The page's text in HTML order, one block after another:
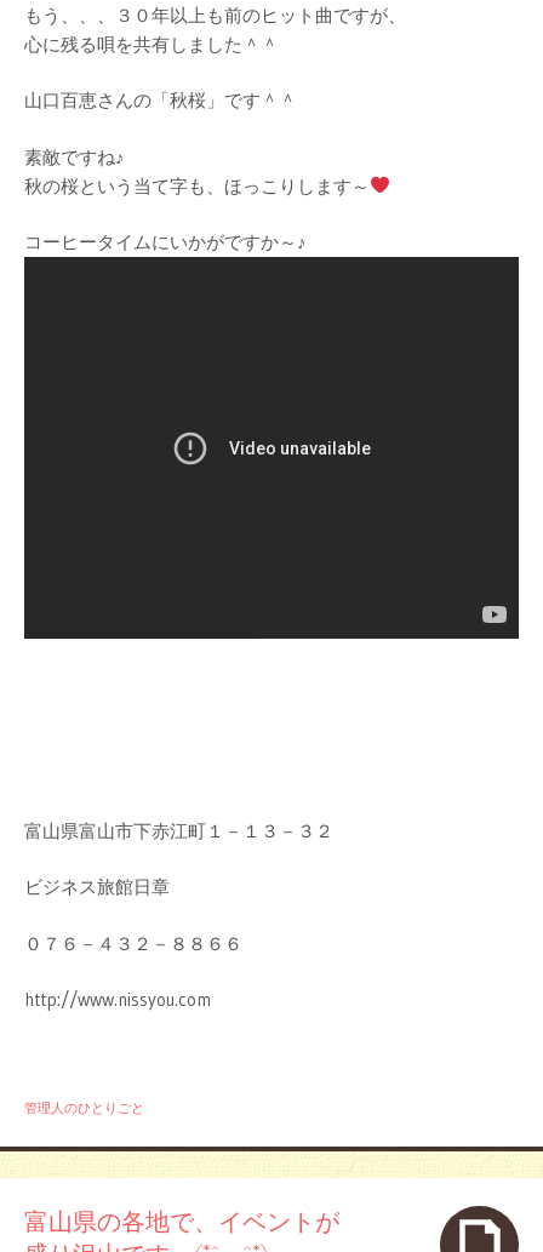
もう、、、３０年以上も前のヒット曲ですが、
心に残る唄を共有しました＾＾
山口百恵さんの「秋桜」です＾＾
素敵ですね♪
秋の桜という当て字も、ほっこりします～
コーヒータイムにいかがですか～♪
富山県富山市下赤江町１－１３－３２
ビジネス旅館日章
０７６－４３２－８８６６
http://www.nissyou.com
管理人のひとりごと
富山県の各地で、イベントが